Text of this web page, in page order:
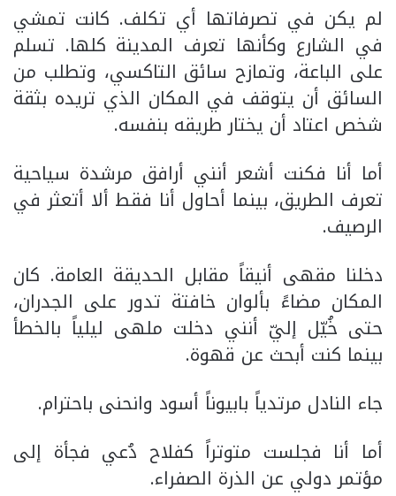
لم يكن في تصرفاتها أي تكلف. كانت تمشي
في الشارع وكأنها تعرف المدينة كلها. تسلم
على الباعة، وتمازح سائق التاكسي، وتطلب من
السائق أن يتوقف في المكان الذي تريده بثقة
شخص اعتاد أن يختار طريقه بنفسه.
أما أنا فكنت أشعر أنني أرافق مرشدة سياحية
تعرف الطريق، بينما أحاول أنا فقط ألا أتعثر في
الرصيف.
دخلنا مقهى أنيقاً مقابل الحديقة العامة. كان
المكان مضاءً بألوان خافتة تدور على الجدران،
حتى خُيّل إليّ أنني دخلت ملهى ليلياً بالخطأ
بينما كنت أبحث عن قهوة.
جاء النادل مرتدياً بابيوناً أسود وانحنى باحترام.
أما أنا فجلست متوتراً كفلاح دُعي فجأة إلى
مؤتمر دولي عن الذرة الصفراء.